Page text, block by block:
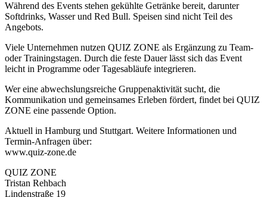
Während des Events stehen gekühlte Getränke bereit, darunter
Softdrinks, Wasser und Red Bull. Speisen sind nicht Teil des
Angebots.
Viele Unternehmen nutzen QUIZ ZONE als Ergänzung zu Team-
oder Trainingstagen. Durch die feste Dauer lässt sich das Event
leicht in Programme oder Tagesabläufe integrieren.
Wer eine abwechslungsreiche Gruppenaktivität sucht, die
Kommunikation und gemeinsames Erleben fördert, findet bei QUIZ
ZONE eine passende Option.
Aktuell in Hamburg und Stuttgart. Weitere Informationen und
Termin-Anfragen über:
www.quiz-zone.de
QUIZ ZONE
Tristan Rehbach
Lindenstraße 19